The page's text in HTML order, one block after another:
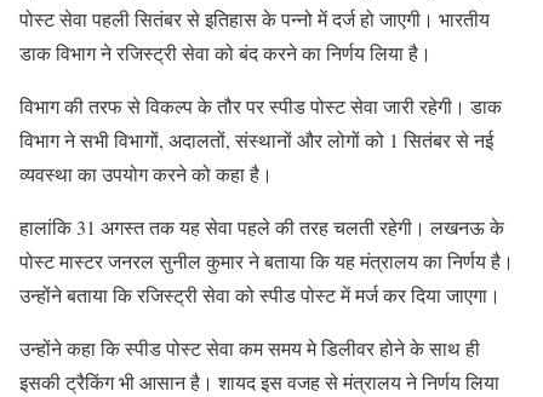
पोस्ट सेवा पहली सितंबर से इतिहास के पन्नो में दर्ज हो जाएगी। भारतीय
डाक विभाग ने रजिस्ट्री सेवा को बंद करने का निर्णय लिया है।
विभाग की तरफ से विकल्प के तौर पर स्पीड पोस्ट सेवा जारी रहेगी। डाक
विभाग ने सभी विभागों, अदालतों, संस्थानों और लोगों को 1 सितंबर से नई
व्यवस्था का उपयोग करने को कहा है।
हालांकि 31 अगस्त तक यह सेवा पहले की तरह चलती रहेगी। लखनऊ के
पोस्ट मास्टर जनरल सुनील कुमार ने बताया कि यह मंत्रालय का निर्णय है।
उन्होंने बताया कि रजिस्ट्री सेवा को स्पीड पोस्ट में मर्ज कर दिया जाएगा।
उन्होंने कहा कि स्पीड पोस्ट सेवा कम समय मे डिलीवर होने के साथ ही
इसकी ट्रैकिंग भी आसान है। शायद इस वजह से मंत्रालय ने निर्णय लिया